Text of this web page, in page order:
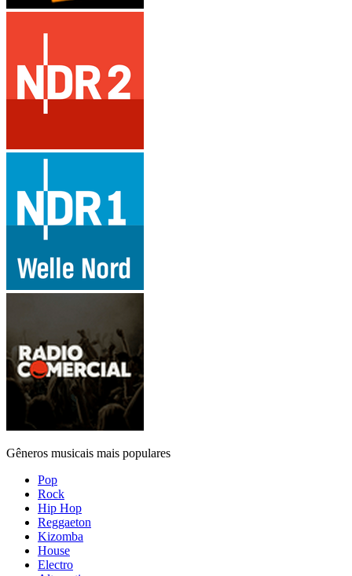
Gêneros musicais mais populares
Pop
Rock
Hip Hop
Reggaeton
Kizomba
House
Electro